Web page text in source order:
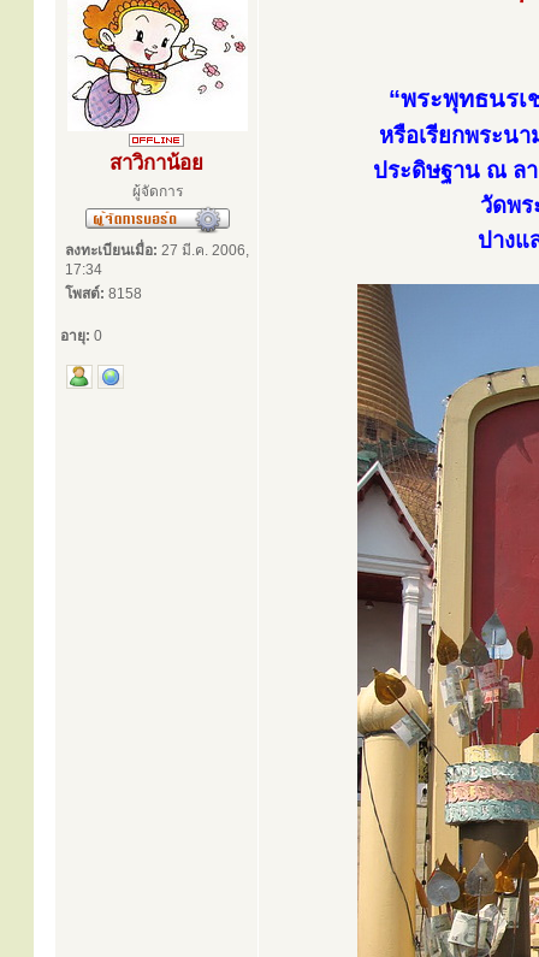
สาวิกาน้อย
ผู้จัดการ
ลงทะเบียนเมื่อ: 27 มี.ค. 2006,
17:34
โพสต์: 8158
อายุ: 0
“พระพุทธนร
หรือเรียกพระน
ประดิษฐาน ณ ล
วัดพร
ปางแ